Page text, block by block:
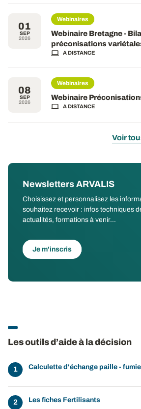
01
SEP
2026
Webinaires
Webinaire Bretagne -
préconisations
A DISTANCE
08
SEP
2026
Webinaires
Webinaire
A DISTANCE
Voir
Newsletters ARVALIS
Choisissez et personnalisez les
souhaitez recevoir : infos techniques
actualités, formations à venir...
Je m'inscris
Les outils d’aide à la décision
Calculette d'échange paille -
Les fiches Fertilisants